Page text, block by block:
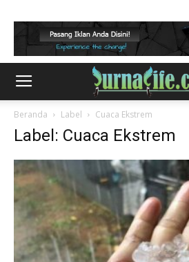
Beranda Label Cuaca Ekstrem
Label: Cuaca Ekstrem